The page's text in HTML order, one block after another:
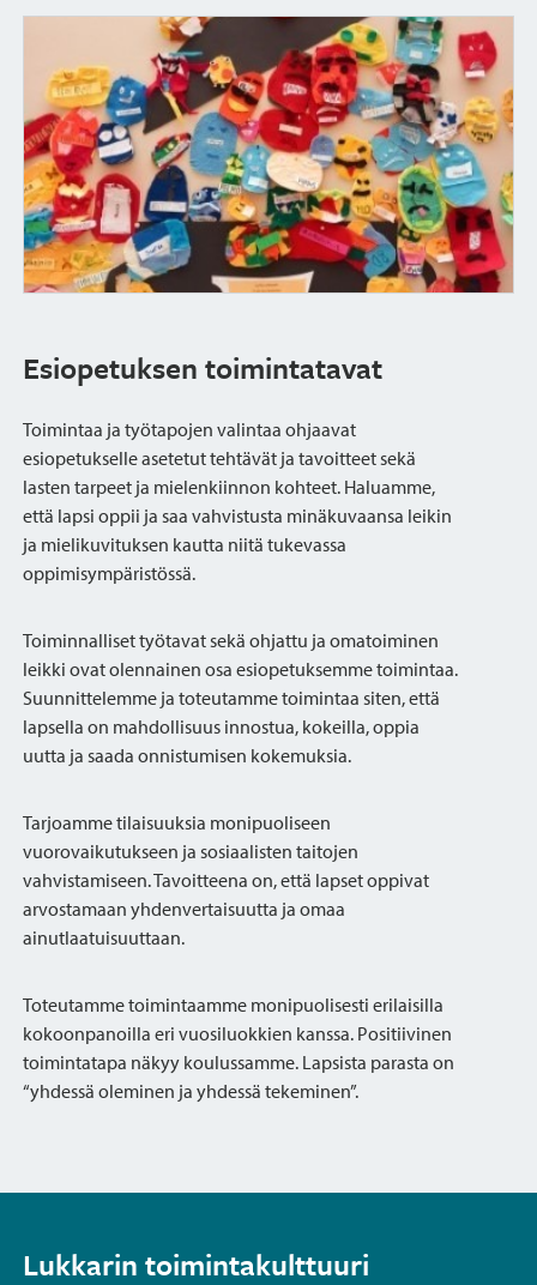
Esiopetuksen toimintatavat
Toimintaa ja työtapojen valintaa ohjaavat
esiopetukselle asetetut tehtävät ja tavoitteet sekä
lasten tarpeet ja mielenkiinnon kohteet. Haluamme,
että lapsi oppii ja saa vahvistusta minäkuvaansa leikin
ja mielikuvituksen kautta niitä tukevassa
oppimisympäristössä.
Toiminnalliset työtavat sekä ohjattu ja omatoiminen
leikki ovat olennainen osa esiopetuksemme toimintaa.
Suunnittelemme ja toteutamme toimintaa siten, että
lapsella on mahdollisuus innostua, kokeilla, oppia
uutta ja saada onnistumisen kokemuksia.
Tarjoamme tilaisuuksia monipuoliseen
vuorovaikutukseen ja sosiaalisten taitojen
vahvistamiseen. Tavoitteena on, että lapset oppivat
arvostamaan yhdenvertaisuutta ja omaa
ainutlaatuisuuttaan.
Toteutamme toimintaamme monipuolisesti erilaisilla
kokoonpanoilla eri vuosiluokkien kanssa. Positiivinen
toimintatapa näkyy koulussamme. Lapsista parasta on
“yhdessä oleminen ja yhdessä tekeminen”.
Lukkarin toimintakulttuuri